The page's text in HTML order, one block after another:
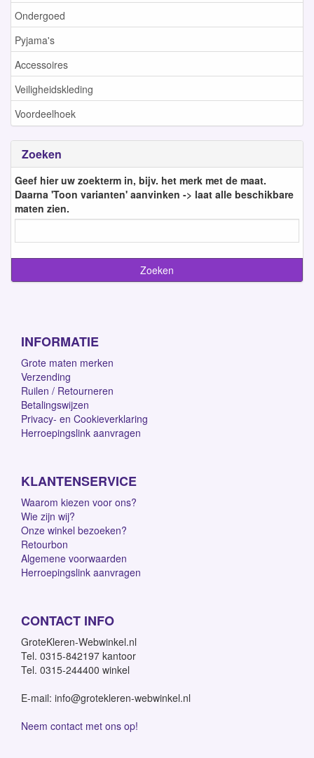
Ondergoed
Pyjama's
Accessoires
Veiligheidskleding
Voordeelhoek
Zoeken
Geef hier uw zoekterm in, bijv. het merk met de maat.
Daarna 'Toon varianten' aanvinken -> laat alle beschikbare
maten zien.
INFORMATIE
Grote maten merken
Verzending
Ruilen / Retourneren
Betalingswijzen
Privacy- en Cookieverklaring
Herroepingslink aanvragen
KLANTENSERVICE
Waarom kiezen voor ons?
Wie zijn wij?
Onze winkel bezoeken?
Retourbon
Algemene voorwaarden
Herroepingslink aanvragen
CONTACT INFO
GroteKleren-Webwinkel.nl
Tel. 0315-842197 kantoor
Tel. 0315-244400 winkel
E-mail: info@grotekleren-webwinkel.nl
Neem contact met ons op!